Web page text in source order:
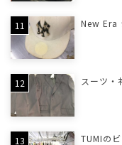
New Era
スーツ・
TUMIの